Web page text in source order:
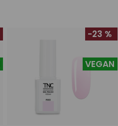
VEGAN
-23 %